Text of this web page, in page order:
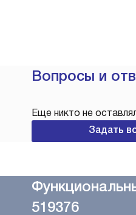
Вопросы и
Еще никто не
Задать
519376